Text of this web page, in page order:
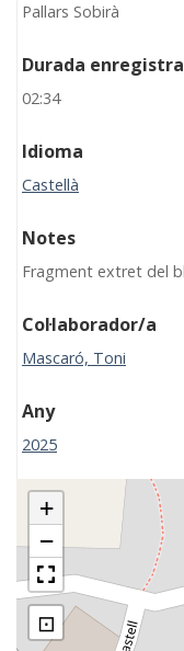
Pallars Sobirà
Durada
02:34
Idioma
Castellà
Notes
Fragment extret del
Col·laborador/a
Mascaró, Toni
Any
2025
+
−
⊡